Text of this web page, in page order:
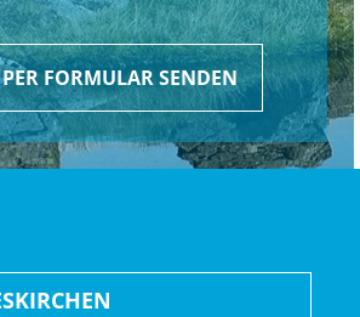
FORMULAR SENDEN